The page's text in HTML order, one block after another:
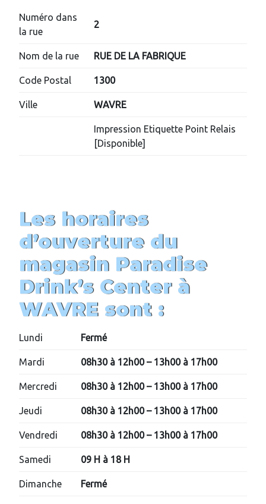
Numéro dans
la rue
2
Nom de la rue RUE DE LA FABRIQUE
Code Postal 1300
Ville WAVRE
Impression Etiquette Point Relais
[Disponible]
Les horaires
d’ouverture du
magasin Paradise
Drink’s Center à
WAVRE sont :
Lundi Fermé
Mardi 08h30 à 12h00 – 13h00 à 17h00
Mercredi 08h30 à 12h00 – 13h00 à 17h00
Jeudi 08h30 à 12h00 – 13h00 à 17h00
Vendredi 08h30 à 12h00 – 13h00 à 17h00
Samedi 09 H à 18 H
Dimanche Fermé